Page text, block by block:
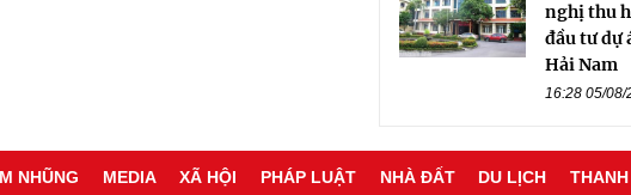
nghị thu
đầu tư dự
Hải Nam
16:28 05/08/
NHŨNG MEDIA XÃ HỘI PHÁP LUẬT NHÀ ĐẤT DU LỊCH